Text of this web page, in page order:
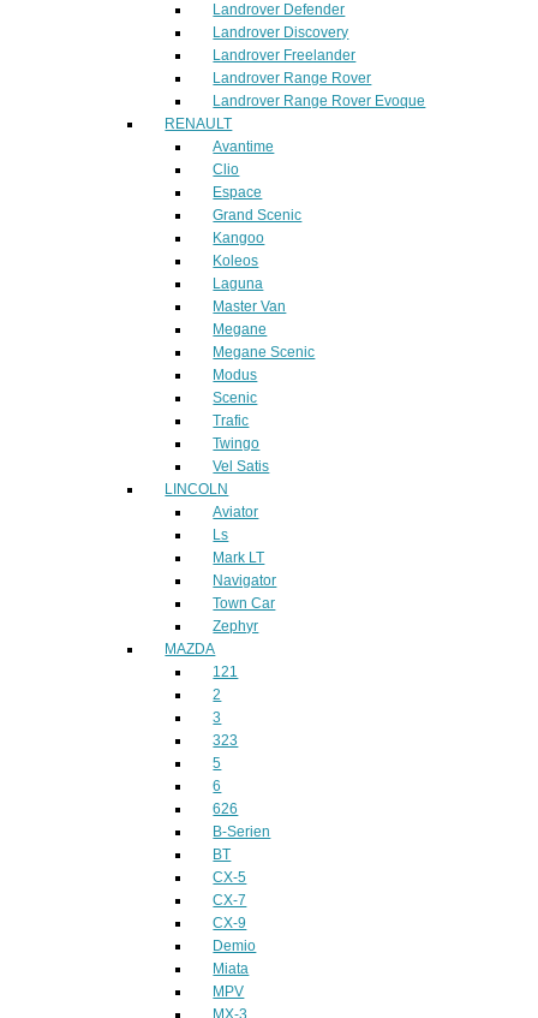
Landrover Defender
Landrover Discovery
Landrover Freelander
Landrover Range Rover
Landrover Range Rover Evoque
RENAULT
Avantime
Clio
Espace
Grand Scenic
Kangoo
Koleos
Laguna
Master Van
Megane
Megane Scenic
Modus
Scenic
Trafic
Twingo
Vel Satis
LINCOLN
Aviator
Ls
Mark LT
Navigator
Town Car
Zephyr
MAZDA
121
2
3
323
5
6
626
B-Serien
BT
CX-5
CX-7
CX-9
Demio
Miata
MPV
MX-3